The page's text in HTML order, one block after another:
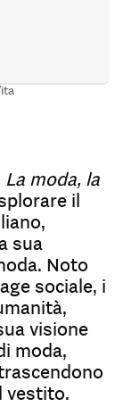
moda, la
il
sua
Noto
sociale, i
visione
moda,
vestito.